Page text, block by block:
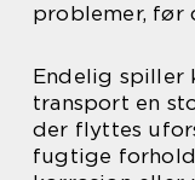
problemer, før
Endelig spiller
transport en
der flyttes
fugtige